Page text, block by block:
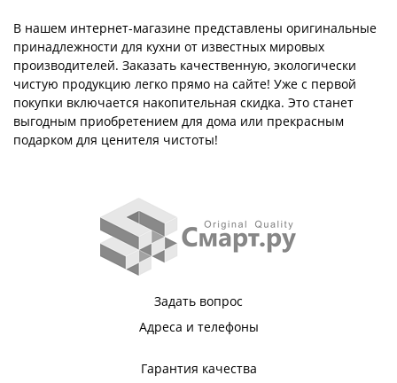
В нашем интернет-магазине представлены оригинальные
принадлежности для кухни от известных мировых
производителей. Заказать качественную, экологически
чистую продукцию легко прямо на сайте! Уже с первой
покупки включается накопительная скидка. Это станет
выгодным приобретением для дома или прекрасным
подарком для ценителя чистоты!
Задать вопрос
Адреса и телефоны
Гарантия качества